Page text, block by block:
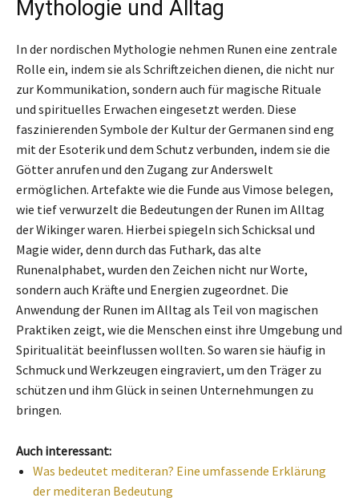
Mythologie und Alltag
In der nordischen Mythologie nehmen Runen eine zentrale
Rolle ein, indem sie als Schriftzeichen dienen, die nicht nur
zur Kommunikation, sondern auch für magische Rituale
und spirituelles Erwachen eingesetzt werden. Diese
faszinierenden Symbole der Kultur der Germanen sind eng
mit der Esoterik und dem Schutz verbunden, indem sie die
Götter anrufen und den Zugang zur Anderswelt
ermöglichen. Artefakte wie die Funde aus Vimose belegen,
wie tief verwurzelt die Bedeutungen der Runen im Alltag
der Wikinger waren. Hierbei spiegeln sich Schicksal und
Magie wider, denn durch das Futhark, das alte
Runenalphabet, wurden den Zeichen nicht nur Worte,
sondern auch Kräfte und Energien zugeordnet. Die
Anwendung der Runen im Alltag als Teil von magischen
Praktiken zeigt, wie die Menschen einst ihre Umgebung und
Spiritualität beeinflussen wollten. So waren sie häufig in
Schmuck und Werkzeugen eingraviert, um den Träger zu
schützen und ihm Glück in seinen Unternehmungen zu
bringen.
Auch interessant:
Was bedeutet mediteran? Eine umfassende Erklärung
der mediteran Bedeutung